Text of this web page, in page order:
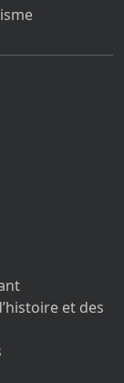
et des